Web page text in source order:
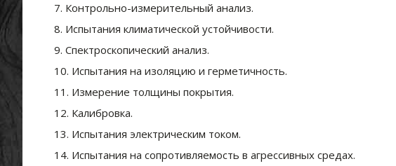
7. Контрольно-измерительный анализ.
8. Испытания климатической устойчивости.
9. Спектроскопический анализ.
10. Испытания на изоляцию и герметичность.
11. Измерение толщины покрытия.
12. Калибровка.
13. Испытания электрическим током.
14. Испытания на сопротивляемость в агрессивных средах.